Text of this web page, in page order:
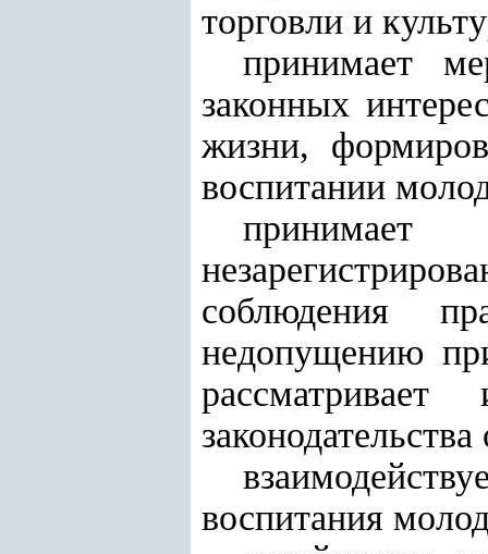
торговли и
принимает
законных
жизни,
воспитании
соблюдения
недопущению
воспитания